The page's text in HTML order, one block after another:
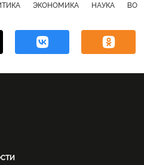
Александр Новак
Касперского
дальности (ДРСМД)
ЭКОНОМИКА НАУКА